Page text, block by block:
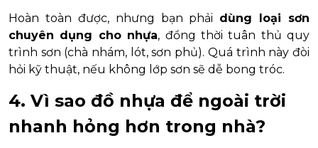
Hoàn toàn được, nhưng bạn phải dùng loại sơn
chuyên dụng cho nhựa, đồng thời tuân thủ quy
trình sơn (chà nhám, lót, sơn phủ). Quá trình này đòi
hỏi kỹ thuật, nếu không lớp sơn sẽ dễ bong tróc.
4. Vì sao đồ nhựa để ngoài trời
nhanh hỏng hơn trong nhà?